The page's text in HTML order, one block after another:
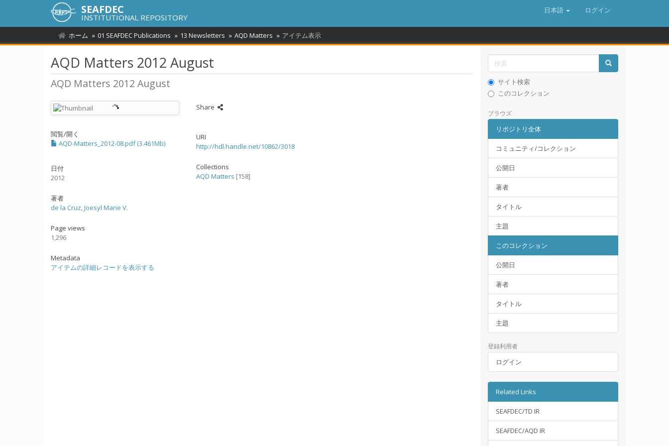
SEAFDEC
INSTITUTIONAL REPOSITORY
日本語 ログイン
ホーム 01 SEAFDEC Publications 13 Newsletters AQD Matters アイテム表示
AQD Matters 2012 August
AQD Matters 2012 August
閲覧/開く
AQD-Matters_2012-08.pdf (3.461Mb)
日付
2012
著者
de la Cruz, Joesyl Marie V.
Page views
1,296
Metadata
アイテムの詳細レコードを表示する
Share
URI
http://hdl.handle.net/10862/3018
Collections
AQD Matters [158]
サイト検索
このコレクション
ブラウズ
リポジトリ全体
コミュニティ/コレクション
公開日
著者
タイトル
主題
このコレクション
公開日
著者
タイトル
主題
登録利用者
ログイン
Related Links
SEAFDEC/TD IR
SEAFDEC/AQD IR